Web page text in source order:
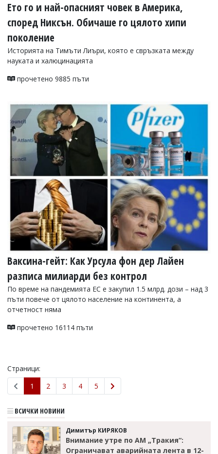
Ето го и най-опасният човек в Америка,
според Никсън. Обичаше го цялото хипи
поколение
Историята на Тимъти Лиъри, която е свръзката между
науката и халюцинацията
прочетено 9885 пъти
Ваксина-гейт: Как Урсула фон дер Лайен
разписа милиарди без контрол
По време на пандемията ЕС е закупил 1.5 млрд. дози – над 3
пъти повече от цялото население на континента, а
отчетност няма
прочетено 16114 пъти
Страници:
1
2 3 4 5
ВСИЧКИ НОВИНИ
Димитър КИРЯКОВ
Внимание утре по АМ „Тракия“:
Ограничават аварийната лента в 12-